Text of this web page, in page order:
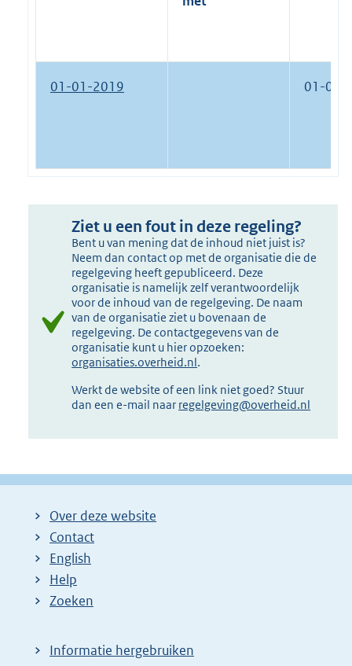
01-01-2019 01-01-
Ziet u een fout in deze regeling?
Bent u van mening dat de inhoud niet juist is?
Neem dan contact op met de organisatie die de
regelgeving heeft gepubliceerd. Deze
organisatie is namelijk zelf verantwoordelijk
voor de inhoud van de regelgeving. De naam
van de organisatie ziet u bovenaan de
regelgeving. De contactgegevens van de
organisatie kunt u hier opzoeken:
organisaties.overheid.nl.
Werkt de website of een link niet goed? Stuur
dan een e-mail naar regelgeving@overheid.nl
Over deze website
Contact
English
Help
Zoeken
Informatie hergebruiken